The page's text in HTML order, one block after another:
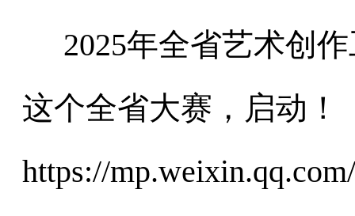
2025年全省艺术创作
这个全省大赛，启动！
https://